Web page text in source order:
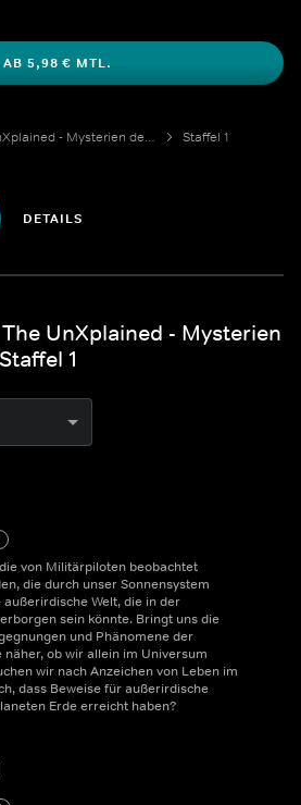
AB 5,98 € MTL.
The UnXplained - Mysterien des Universums
Staffel 1
DETAILS
UnXplained - Mysterien
1
von Militärpiloten beobachtet
die durch unser Sonnensystem
Welt, die in der
sein könnte. Bringt uns die
und Phänomene der
ob wir allein im Universum
wir nach Anzeichen von Leben im
dass Beweise für außerirdische
Erde erreicht haben?